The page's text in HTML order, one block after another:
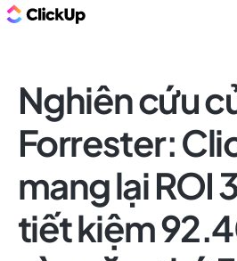
Nghiên cứu
Forrester:
mang lại ROI
tiết kiệm